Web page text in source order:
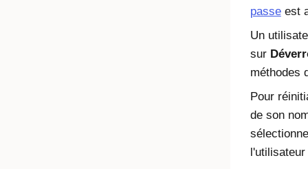
passeest
Un
sur
méthodes
Pour
de son